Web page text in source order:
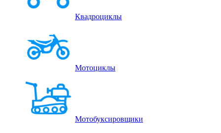
Квадроциклы
Мотоциклы
Мотобуксировщики